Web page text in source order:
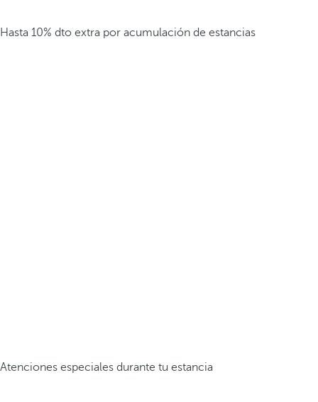
Hasta 10% dto extra por acumulación de estancias
Atenciones especiales durante tu estancia